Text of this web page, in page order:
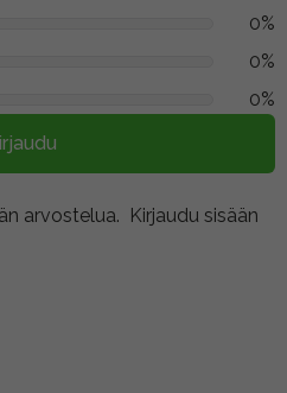
0%
0%
0%
arvostelua. Kirjaudu sisään